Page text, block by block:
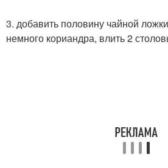
3. добавить половину чайной
немного кориандра, влить 2